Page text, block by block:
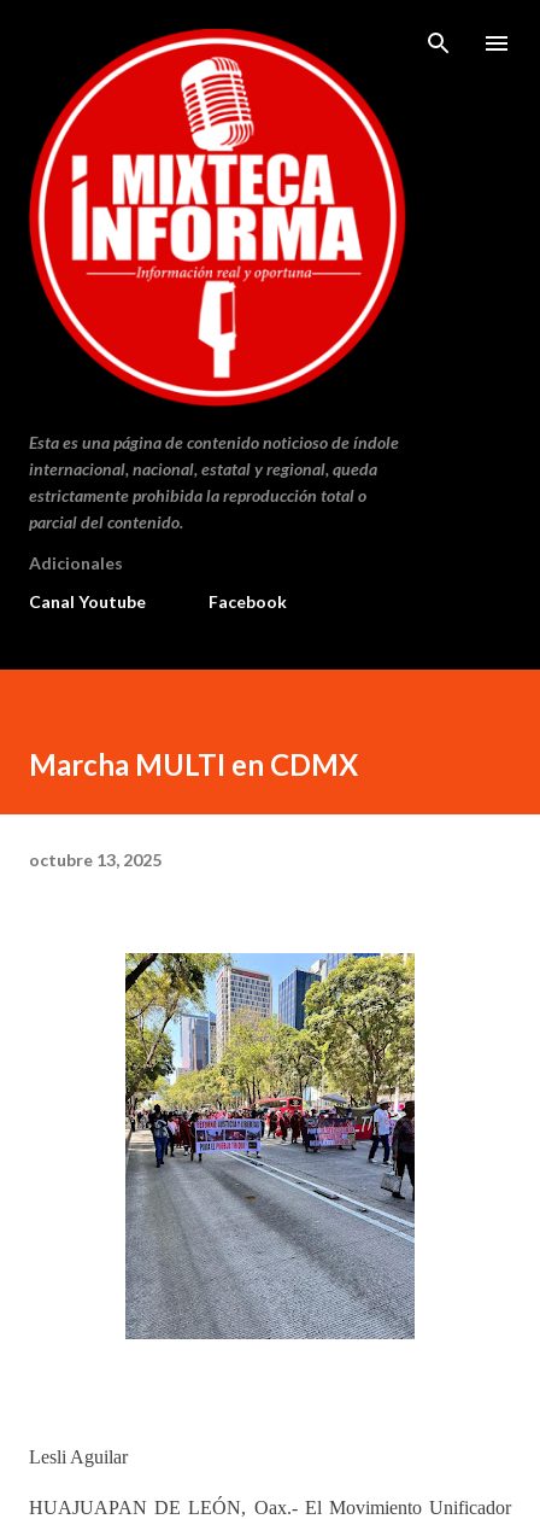
Ir al contenido principal
Esta es una página de contenido noticioso de índole
internacional, nacional, estatal y regional, queda
estrictamente prohibida la reproducción total o
parcial del contenido.
Adicionales
Canal Youtube
Facebook
Marcha MULTI en CDMX
octubre 13, 2025
Lesli Aguilar
HUAJUAPAN DE LEÓN, Oax.- El Movimiento Unificador